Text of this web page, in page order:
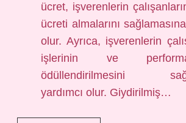
ücret, işverenlerin
ücreti almalarını
olur. Ayrıca, işverenlerin
işlerinin ve
ödüllendirilmesini
yardımcı olur. Giydirilmiş…